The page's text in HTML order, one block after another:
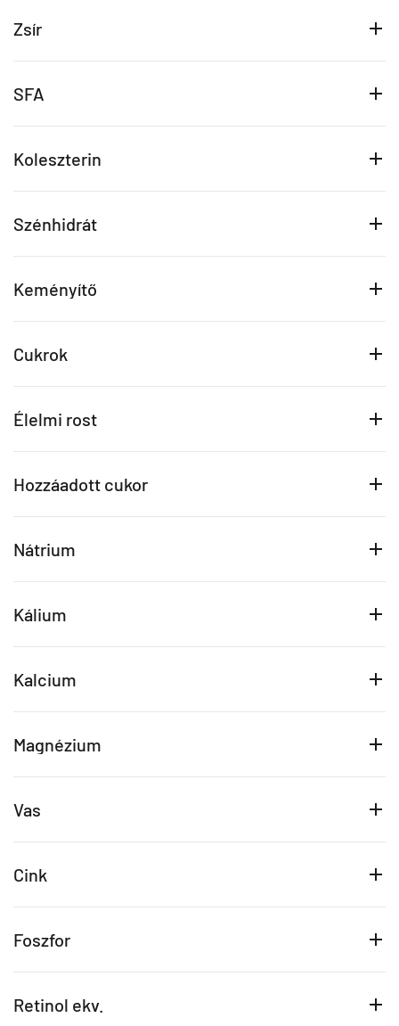
Zsír
SFA
Koleszterin
Szénhidrát
Keményítő
Cukrok
Élelmi rost
Hozzáadott cukor
Nátrium
Kálium
Kalcium
Magnézium
Vas
Cink
Foszfor
Retinol ekv.